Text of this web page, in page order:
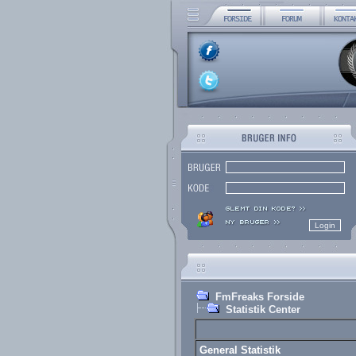
FmFreaks Forside
Statistik Center
General Statistik